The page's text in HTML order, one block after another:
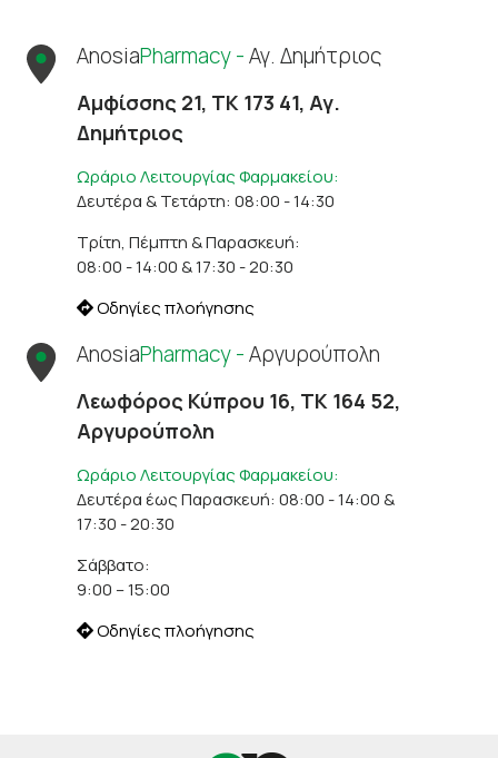
AnosiaPharmacy -Αγ. Δημήτριος
Αμφίσσης 21, ΤΚ 173 41, Αγ.
Δημήτριος
Ωράριο Λειτουργίας Φαρμακείου:
Δευτέρα & Τετάρτη: 08:00 - 14:30
Τρίτη, Πέμπτη & Παρασκευή:
08:00 - 14:00 & 17:30 - 20:30
Οδηγίες πλοήγησης
AnosiaPharmacy -Αργυρούπολη
Λεωφόρος Κύπρου 16, ΤΚ 164 52,
Αργυρούπολη
Ωράριο Λειτουργίας Φαρμακείου:
Δευτέρα έως Παρασκευή: 08:00 - 14:00 &
17:30 - 20:30
Σάββατο:
9:00 – 15:00
Οδηγίες πλοήγησης